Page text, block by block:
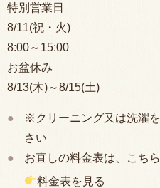
特別営業日
8/11(祝・火)
8:00～15:00
お盆休み
8/13(木)～8/15(土)
※クリーニング又は洗濯
さい
お直しの料金表は、こち
料金表を見る